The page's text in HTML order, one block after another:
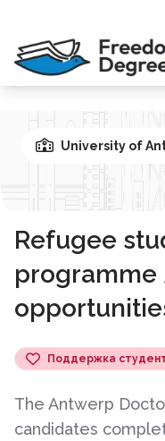
University of
Refugee
Поддержка
The Antwerp
candidates